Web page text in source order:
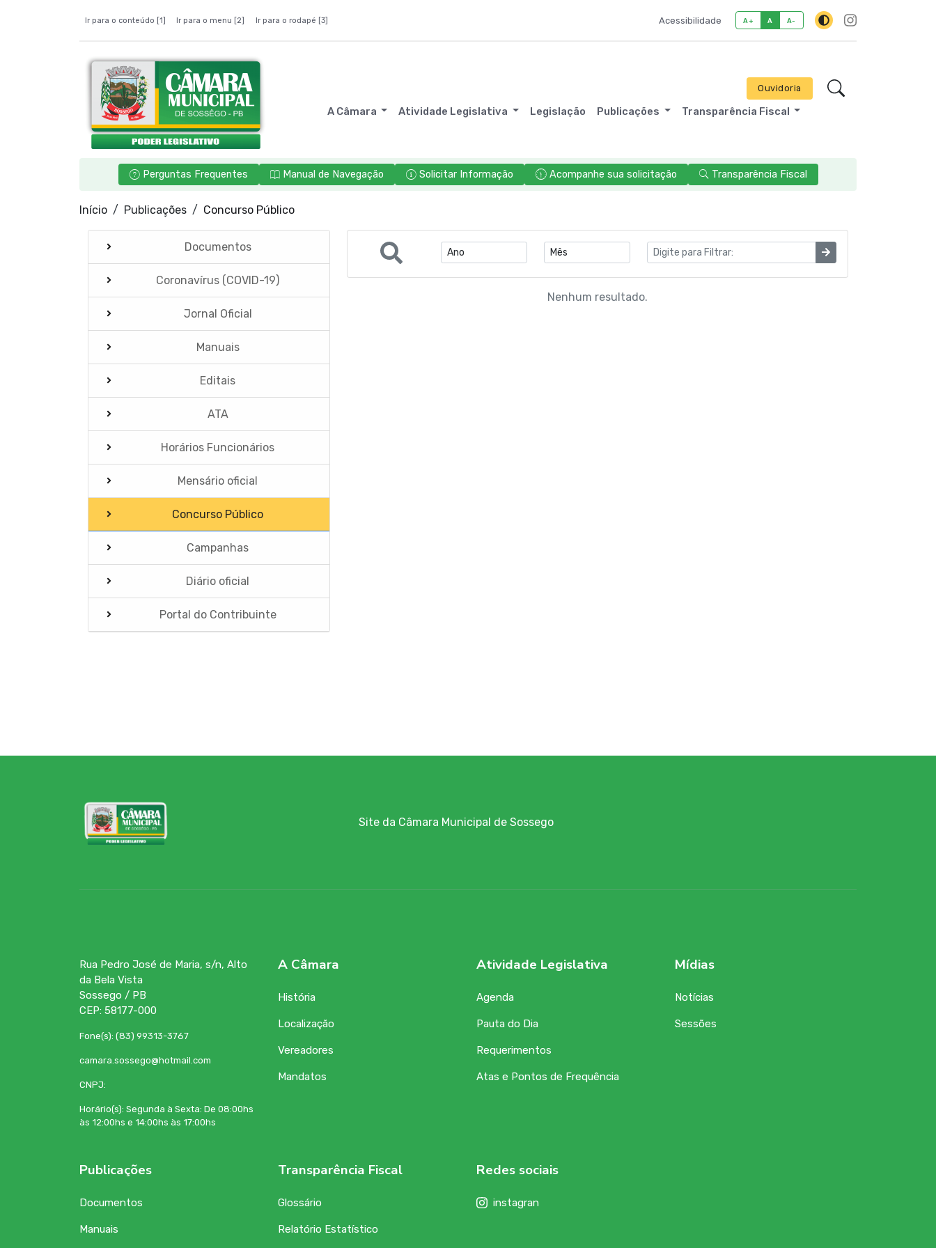
Ir para o conteúdo [1] Ir para o menu [2] Ir para o rodapé [3] Acessibilidade A+ A A-
A Câmara Atividade Legislativa Legislação Publicações Transparência Fiscal
Ouvidoria
Perguntas Frequentes Manual de Navegação Solicitar Informação Acompanhe sua solicitação Transparência Fiscal
Início Publicações Concurso Público
Documentos
Coronavírus (COVID-19)
Jornal Oficial
Manuais
Editais
ATA
Horários Funcionários
Mensário oficial
Concurso Público
Campanhas
Diário oficial
Portal do Contribuinte
Nenhum resultado.
Site da Câmara Municipal de Sossego
Rua Pedro José de Maria, s/n, Alto
da Bela Vista
Sossego / PB
CEP: 58177-000
Fone(s): (83) 99313-3767
camara.sossego@hotmail.com
CNPJ:
Horário(s): Segunda à Sexta: De 08:00hs
às 12:00hs e 14:00hs às 17:00hs
A Câmara
História
Localização
Vereadores
Mandatos
Atividade Legislativa
Agenda
Pauta do Dia
Requerimentos
Atas e Pontos de Frequência
Mídias
Notícias
Sessões
Publicações
Documentos
Manuais
Transparência Fiscal
Glossário
Relatório Estatístico
Redes sociais
instagran